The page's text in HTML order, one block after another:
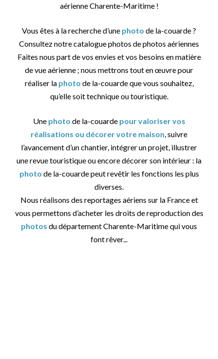
aérienne Charente-Maritime !
Vous êtes à la recherche d’une photo de la-couarde ?
Consultez notre catalogue photos de photos aériennes
Faites nous part de vos envies et vos besoins en matière
de vue aérienne ; nous mettrons tout en œuvre pour
réaliser la photo de la-couarde que vous souhaitez,
qu’elle soit technique ou touristique.
Une photo de la-couarde pour valoriser vos
réalisations ou décorer votre maison, suivre
l’avancement d’un chantier, intégrer un projet, illustrer
une revue touristique ou encore décorer son intérieur : la
photo de la-couarde peut revêtir les fonctions les plus
diverses.
Nous réalisons des reportages aériens sur la France et
vous permettons d’acheter les droits de reproduction des
photos du département Charente-Maritime qui vous
font rêver...